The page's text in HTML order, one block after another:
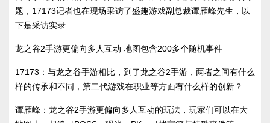
题，17173记者也在现场采访了盛趣游戏副总裁谭雁峰先生，以
下是采访实录——
龙之谷2手游更偏向多人互动 地图包含200多个随机事件
17173：与龙之谷手游相比，到了龙之谷2手游，两者之间有什么
样的传承和不同，第二代游戏在职业等方面有什么样的创新？
谭雁峰：龙之谷2手游更偏向多人互动的玩法，玩家们可以在大